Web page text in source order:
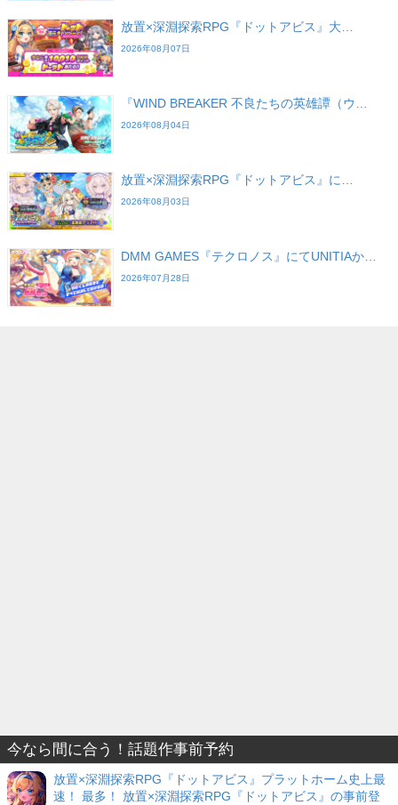
放置×深淵探索RPG『ドットアビス』大…
2026年08月07日
『WIND BREAKER 不良たちの英雄譚（ウ…
2026年08月04日
放置×深淵探索RPG『ドットアビス』に…
2026年08月03日
DMM GAMES『テクロノス』にてUNITIAか…
2026年07月28日
今なら間に合う！話題作事前予約
放置×深淵探索RPG『ドットアビス』プラットホーム史上最
速！ 最多！ 放置×深淵探索RPG『ドットアビス』の事前登